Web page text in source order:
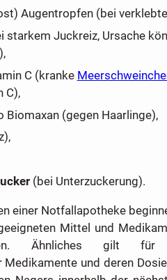
Augentropfen (bei
starkem Juckreiz, Ursache
C (kranke
C),
Biomaxan (gegen Haarlinge),
(bei Unterzuckerung).
einer Notfallapotheke
Mittel und
Ähnliches gilt für
und deren